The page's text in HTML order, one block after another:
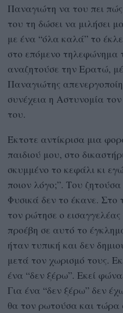
Παναγιώτη να του πει
του τη δώσει να μιλήσει
με ένα “όλα καλά” το
στο επόμενο τηλεφώνημα
αναζητούσε την Ερατώ,
Παναγιώτης
συνέχεια η Αστυνομία
του.
Έκτοτε αντίκρισα μια
παιδιού μου, στο
σκυμμένο το κεφάλι κι
ποιον λόγο;”. Του ζητούσα
Φυσικά δεν το έκανε. Στο
τον ρώτησε ο εισαγγελέας
προέβη σε αυτό το
ήταν τυπική και δεν
μετά τον χωρισμό τους.
ένα “δεν ξέρω”. Εκεί
Για ένα “δεν ξέρω” δεν
θα τον ρωτούσα και τώρα